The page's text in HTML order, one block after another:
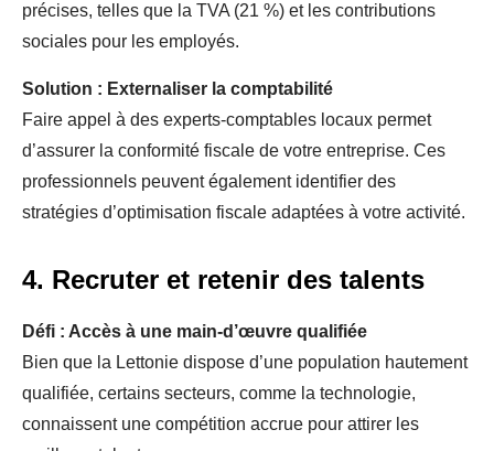
précises, telles que la TVA (21 %) et les contributions
sociales pour les employés.
Solution : Externaliser la comptabilité
Faire appel à des experts-comptables locaux permet
d’assurer la conformité fiscale de votre entreprise. Ces
professionnels peuvent également identifier des
stratégies d’optimisation fiscale adaptées à votre activité.
4. Recruter et retenir des talents
Défi : Accès à une main-d’œuvre qualifiée
Bien que la Lettonie dispose d’une population hautement
qualifiée, certains secteurs, comme la technologie,
connaissent une compétition accrue pour attirer les